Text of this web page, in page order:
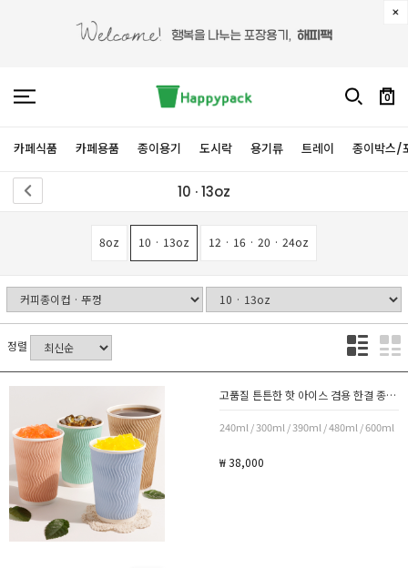
0
카페식품 카페용품 종이용기 도시락 용기류 트레이 종이박스/
10 · 13oz
8oz 10 · 13oz 12 · 16 · 20 · 24oz
정렬
고품질 튼튼한 핫 아이스 겸용 한결 종이컵 500개
240ml / 300ml / 390ml / 480ml / 600ml
₩ 38,000